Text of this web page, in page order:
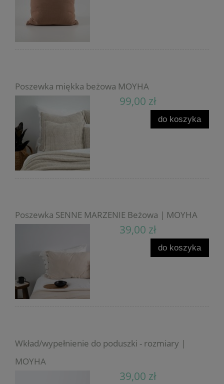
Poszewka miękka beżowa MOYHA
99,00 zł
do koszyka
Poszewka SENNE MARZENIE Beżowa | MOYHA
39,00 zł
do koszyka
Wkład/wypełnienie do poduszki - rozmiary |
MOYHA
39,00 zł